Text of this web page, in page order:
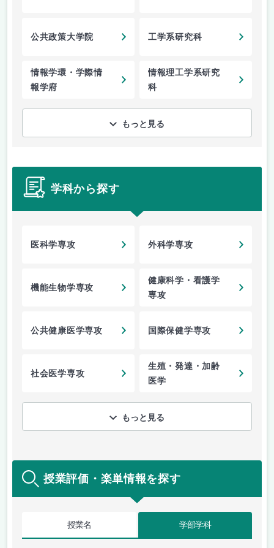
公共政策大学院 工学系研究科
情報学環・学際情
報学府
情報理工学系研究
科
もっと見る
学科から探す
医科学専攻 外科学専攻
機能生物学専攻
健康科学・看護学
専攻
公共健康医学専攻 国際保健学専攻
社会医学専攻
生殖・発達・加齢
医学
もっと見る
授業評価・楽単情報を探す
授業名 学部学科